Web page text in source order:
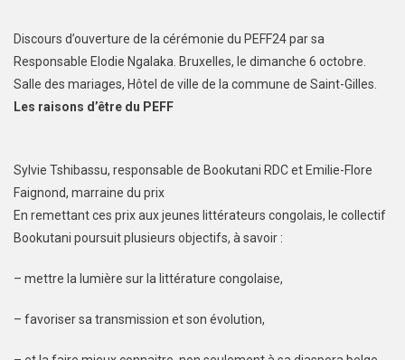
Discours d’ouverture de la cérémonie du PEFF24 par sa
Responsable Elodie Ngalaka. Bruxelles, le dimanche 6 octobre.
Salle des mariages, Hôtel de ville de la commune de Saint-Gilles.
Les raisons d’être du PEFF
Sylvie Tshibassu, responsable de Bookutani RDC et Emilie-Flore
Faignond, marraine du prix
En remettant ces prix aux jeunes littérateurs congolais, le collectif
Bookutani poursuit plusieurs objectifs, à savoir :
– mettre la lumière sur la littérature congolaise,
– favoriser sa transmission et son évolution,